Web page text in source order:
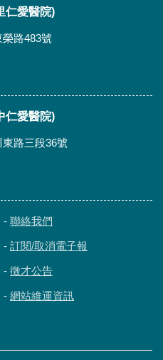
仁愛醫院)
路483號
仁愛醫院)
路三段36號
- 聯絡我們
- 訂閱/取消電子報
- 徵才公告
- 網站維運資訊